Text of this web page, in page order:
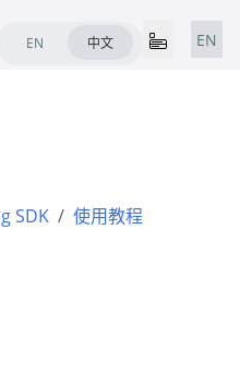
EN 中文 EN
SDK
使用教程